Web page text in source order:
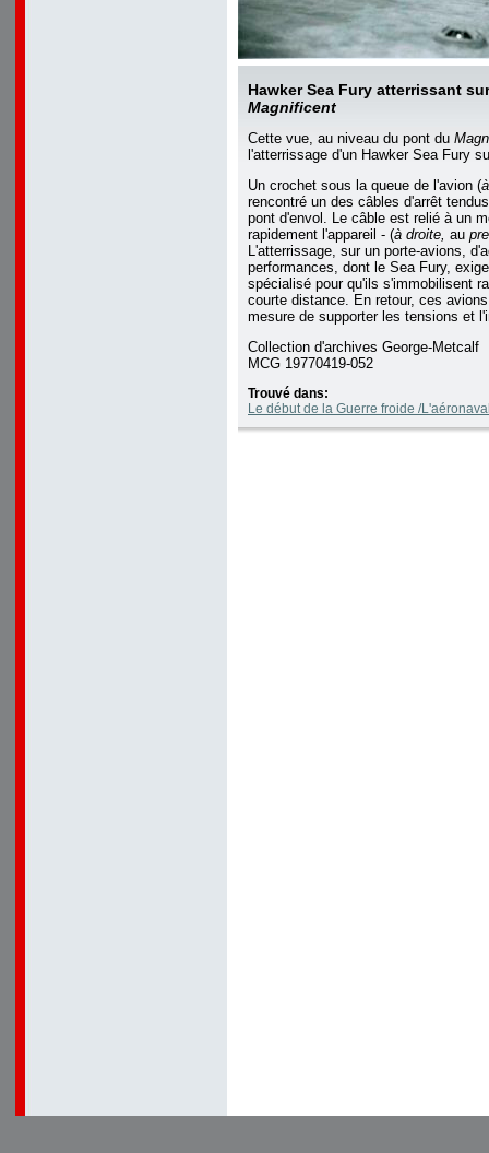
Hawker Sea Fury atterrissant
Magnificent
Cette vue, au niveau du pont du
l'atterrissage d'un Hawker Sea Fury
Un crochet sous la queue de l'avion (
rencontré un des câbles d'arrêt
pont d'envol. Le câble est relié à un
rapidement l'appareil - (à droite, au
L'atterrissage, sur un porte-avions,
performances, dont le Sea Fury,
spécialisé pour qu'ils s'immobilisent
courte distance. En retour, ces
mesure de supporter les tensions et
Collection d'archives George-Metcalf
MCG 19770419-052
Trouvé dans:
Le début de la Guerre froide /